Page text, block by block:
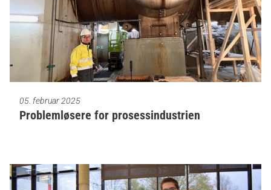
05. februar 2025
Problemløsere for prosessindustrien